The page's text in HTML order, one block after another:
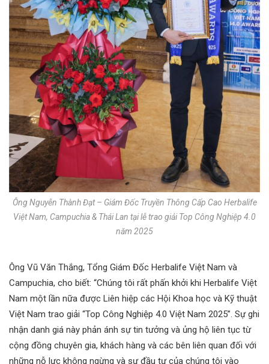
Ông Nguyễn Thành Đạt – Giám Đốc Truyền Thông Cấp Cao Herbalife
Việt Nam, Campuchia & Thái Lan tại lễ trao giải Top Công Nghiệp 4.0
năm 2025
Ông Vũ Văn Thắng, Tổng Giám Đốc Herbalife Việt Nam và
Campuchia, cho biết: “Chúng tôi rất phấn khởi khi Herbalife Việt
Nam một lần nữa được Liên hiệp các Hội Khoa học và Kỹ thuật
Việt Nam trao giải “Top Công Nghiệp 4.0 Việt Nam 2025”. Sự ghi
nhận danh giá này phản ánh sự tin tưởng và ủng hộ liên tục từ
cộng đồng chuyên gia, khách hàng và các bên liên quan đối với
những nỗ lực không ngừng và sự đầu tư của chúng tôi vào